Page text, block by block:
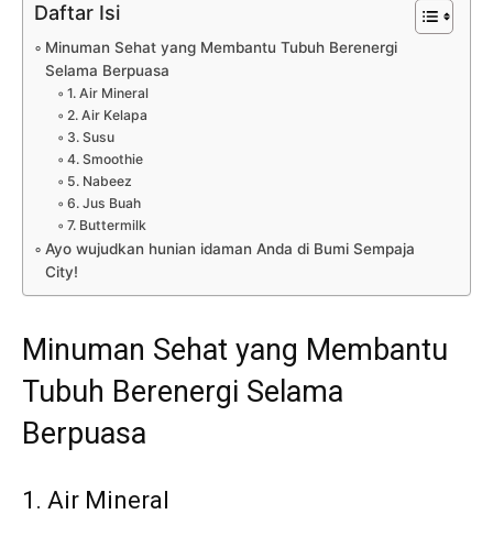
Daftar Isi
Minuman Sehat yang Membantu Tubuh Berenergi
Selama Berpuasa
1. Air Mineral
2. Air Kelapa
3. Susu
4. Smoothie
5. Nabeez
6. Jus Buah
7. Buttermilk
Ayo wujudkan hunian idaman Anda di Bumi Sempaja
City!
Minuman Sehat yang Membantu
Tubuh Berenergi Selama
Berpuasa
1. Air Mineral